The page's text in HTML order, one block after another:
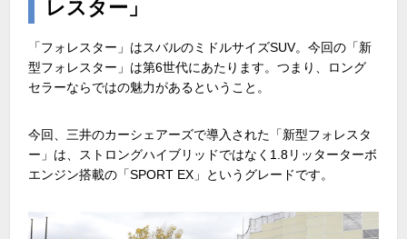
レスター」
「フォレスター」はスバルのミドルサイズSUV。今回の「新
型フォレスター」は第6世代にあたります。つまり、ロング
セラーならではの魅力があるということ。
今回、三井のカーシェアーズで導入された「新型フォレスタ
ー」は、ストロングハイブリッドではなく1.8リッターターボ
エンジン搭載の「SPORT EX」というグレードです。